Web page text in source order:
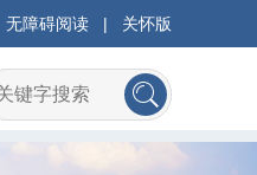
无障碍阅读 | 关怀版